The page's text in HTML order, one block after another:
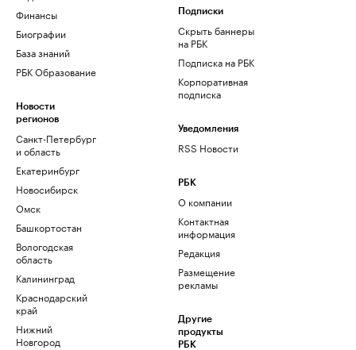
Финансы
Биографии
База знаний
РБК Образование
Новости
регионов
Санкт-Петербург
и область
Екатеринбург
Новосибирск
Омск
Башкортостан
Вологодская
область
Калининград
Краснодарский
край
Нижний
Новгород
Подписки
Скрыть баннеры
на РБК
Подписка на РБК
Корпоративная
подписка
Уведомления
RSS Новости
РБК
О компании
Контактная
информация
Редакция
Размещение
рекламы
Другие
продукты
РБК